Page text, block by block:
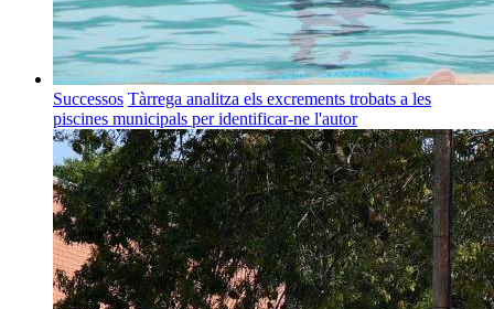
Successos Tàrrega analitza els excrements trobats a les
piscines municipals per identificar-ne l'autor